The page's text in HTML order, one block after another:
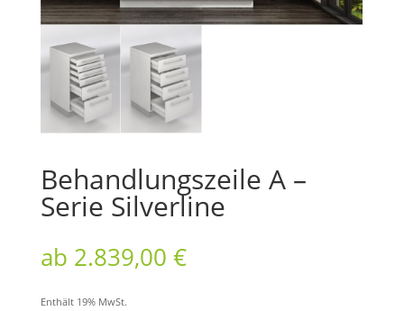
Behandlungszeile A –
Serie Silverline
ab 2.839,00 €
Enthält 19% MwSt.